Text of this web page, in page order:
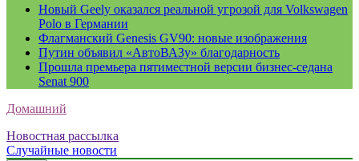
Новый Geely оказался реальной угрозой для Volkswagen
Polo в Германии
Флагманский Genesis GV90: новые изображения
Путин объявил «АвтоВАЗу» благодарность
Прошла премьера пятиместной версии бизнес-седана
Senat 900
Домашний
Новостная рассылка
Случайные новости